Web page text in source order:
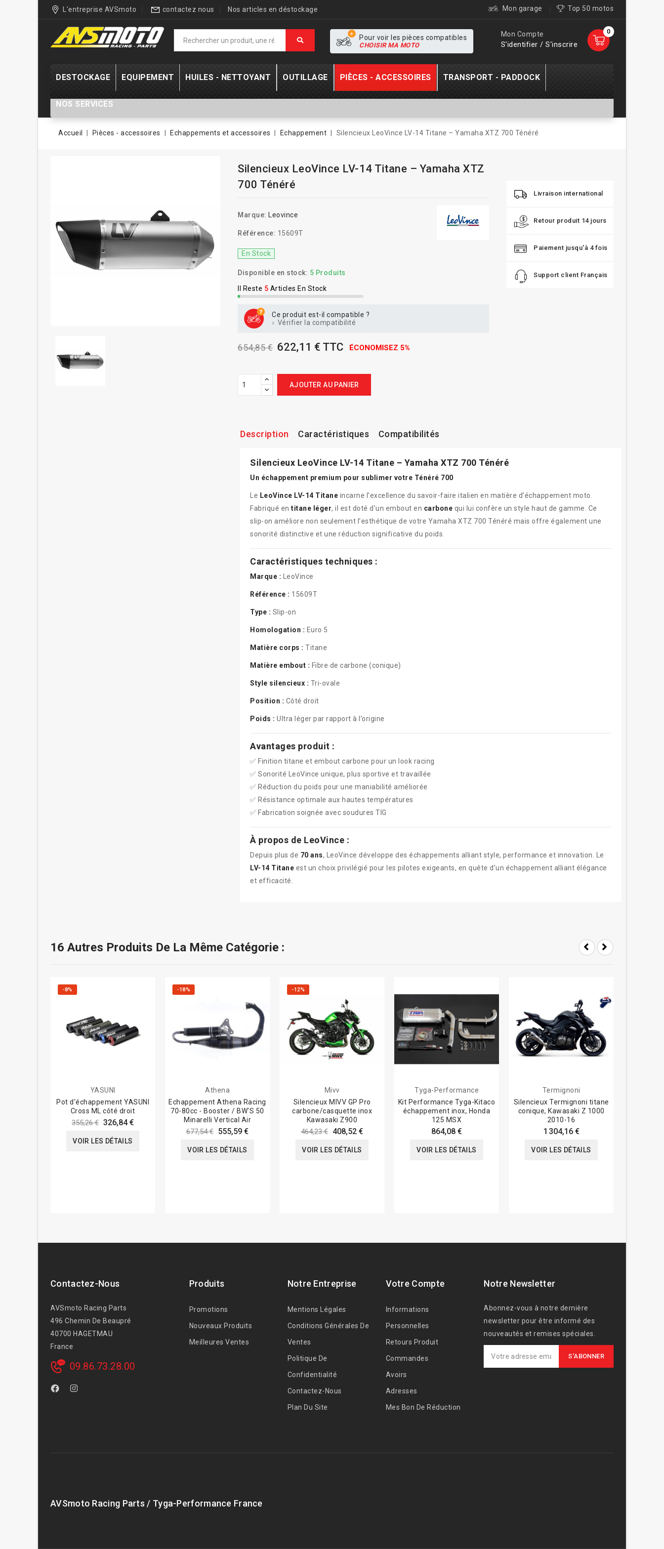
L'entreprise AVSmoto contactez nous Nos articles en déstockage Mon garage Top 50 motos
0
Mon Compte
S'identifier / S'inscrire
Pour voir les pièces compatibles
CHOISIR MA MOTO
DESTOCKAGE EQUIPEMENT HUILES - NETTOYANT OUTILLAGE PIÈCES - ACCESSOIRES TRANSPORT - PADDOCK
NOS SERVICES
Accueil Pièces - accessoires Echappements et accessoires Echappement Silencieux LeoVince LV-14 Titane – Yamaha XTZ 700 Ténéré
Silencieux LeoVince LV-14 Titane – Yamaha XTZ
700 Ténéré
Marque: Leovince
Référence: 15609T
En Stock
Disponible en stock: 5 Produits
Il Reste 5 Articles En Stock
Ce produit est-il compatible ?
Vérifier la compatibilité
654,85 € 622,11 € TTC ÉCONOMISEZ 5%
AJOUTER AU PANIER
Livraison international
Retour produit 14 jours
Paiement jusqu'à 4 fois
Support client Français
Description Caractéristiques Compatibilités
Silencieux LeoVince LV-14 Titane – Yamaha XTZ 700 Ténéré
Un échappement premium pour sublimer votre Ténéré 700
Le LeoVince LV-14 Titane incarne l’excellence du savoir-faire italien en matière d’échappement moto.
Fabriqué entitane léger, il est doté d’un embout en carbone qui lui confère un style haut de gamme. Ce
slip-on améliore non seulement l’esthétique de votre Yamaha XTZ 700 Ténéré mais offre également une
sonorité distinctive et une réduction significative du poids.
Caractéristiques techniques :
Marque : LeoVince
Référence : 15609T
Type : Slip-on
Homologation : Euro 5
Matière corps : Titane
Matière embout : Fibre de carbone (conique)
Style silencieux : Tri-ovale
Position : Côté droit
Poids : Ultra léger par rapport à l’origine
Avantages produit :
✅ Finition titane et embout carbone pour un look racing
✅ Sonorité LeoVince unique, plus sportive et travaillée
✅ Réduction du poids pour une maniabilité améliorée
✅ Résistance optimale aux hautes températures
✅ Fabrication soignée avec soudures TIG
À propos de LeoVince :
Depuis plus de 70 ans, LeoVince développe des échappements alliant style, performance et innovation. Le
LV-14 Titane est un choix privilégié pour les pilotes exigeants, en quête d’un échappement alliant élégance
et efficacité.
16 Autres Produits De La Même Catégorie :
-8%
YASUNI
Pot d'échappement YASUNI
Cross ML côté droit
355,26 € 326,84 €
VOIR LES DÉTAILS
-18%
Athena
Echappement Athena Racing
70-80cc - Booster / BW'S 50
Minarelli Vertical Air
677,54 € 555,59 €
VOIR LES DÉTAILS
-12%
Mivv
Silencieux MIVV GP Pro
carbone/casquette inox
Kawasaki Z900
464,23 € 408,52 €
VOIR LES DÉTAILS
Tyga-Performance
Kit Performance Tyga-Kitaco
échappement inox, Honda
125 MSX
864,08 €
VOIR LES DÉTAILS
Termignoni
Silencieux Termignoni titane
conique, Kawasaki Z 1000
2010-16
1 304,16 €
VOIR LES DÉTAILS
Contactez-Nous
AVSmoto Racing Parts
496 Chemin De Beaupré
40700 HAGETMAU
France
09.86.73.28.00
Produits
Promotions
Nouveaux Produits
Meilleures Ventes
Notre Entreprise
Mentions Légales
Conditions Générales De
Ventes
Politique De
Confidentialité
Contactez-Nous
Plan Du Site
Votre Compte
Informations
Personnelles
Retours Produit
Commandes
Avoirs
Adresses
Mes Bon De Réduction
Notre Newsletter
Abonnez-vous à notre dernière
newsletter pour être informé des
nouveautés et remises spéciales.
AVSmoto Racing Parts / Tyga-Performance France